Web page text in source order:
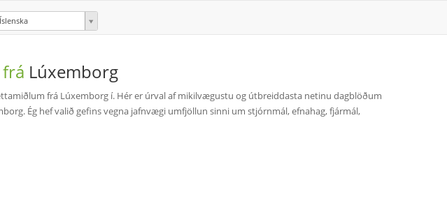
Íslenska
Lúxemborg
frá Lúxemborg í. Hér er úrval af mikilvægustu og útbreiddasta netinu dagblöðum
Ég hef valið gefins vegna jafnvægi umfjöllun sinni um stjórnmál, efnahag, fjármál,